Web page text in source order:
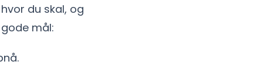
du skal, og
mål: